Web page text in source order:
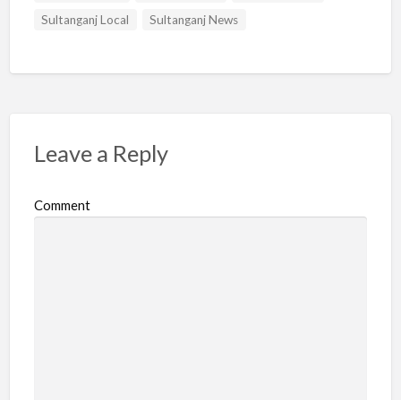
Sultanganj Local
Sultanganj News
Leave a Reply
Comment